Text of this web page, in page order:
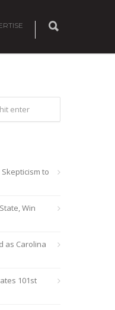
to
Win
as Carolina
101st